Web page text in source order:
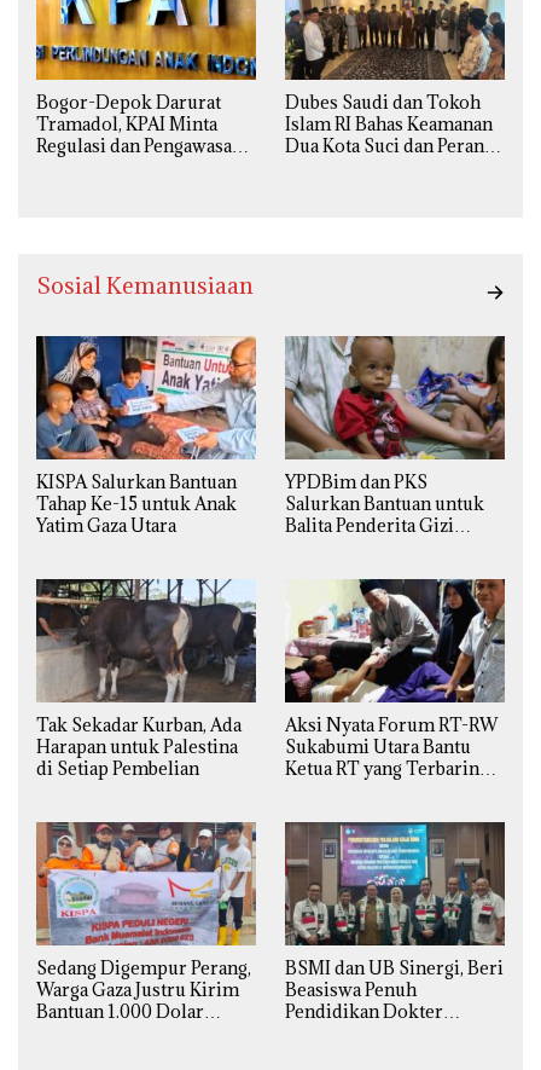
Bogor-Depok Darurat
Tramadol, KPAI Minta
Regulasi dan Pengawasan
Dubes Saudi dan Tokoh
Islam RI Bahas Keamanan
Dua Kota Suci dan Peran
Sosial Kemanusiaan
KISPA Salurkan Bantuan
Tahap Ke-15 untuk Anak
Yatim Gaza Utara
YPDBim dan PKS
Salurkan Bantuan untuk
Balita Penderita Gizi
Tak Sekadar Kurban, Ada
Harapan untuk Palestina
di Setiap Pembelian
Aksi Nyata Forum RT-RW
Sukabumi Utara Bantu
Ketua RT yang Terbaring
Sedang Digempur Perang,
Warga Gaza Justru Kirim
Bantuan 1.000 Dolar
BSMI dan UB Sinergi, Beri
Beasiswa Penuh
Pendidikan Dokter